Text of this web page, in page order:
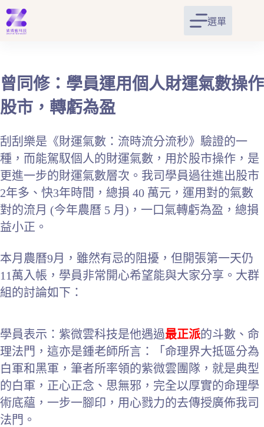
跳
至
主
容
選單
曾同修：學員運用個人財運氣數操作
股市，轉虧為盈
刮刮樂是《財運氣數：流時流分流秒》驗證的一
種，而能駕馭個人的財運氣數，用於股市操作，是
更進一步的財運氣數層次。我司學員過往進出股市
2年多、快3年時間，總損 40 萬元，運用對的氣數
對的流月 (今年農曆 5 月)，一口氣轉虧為盈，總損
益小正。
本月農曆9月，雖然有忌的阻擾，但開張第一天仍
11萬入帳，學員非常開心希望能與大家分享。大群
組的討論如下：
學員表示：紫微雲科技是他遇過最正派的斗數、命
理法門，這亦是鍾老師所言：「命理界大抵區分為
白軍和黑軍，筆者所率領的紫微雲團隊，就是典型
的白軍，正心正念、思無邪，完全以厚實的命理學
術底蘊，一步一腳印，用心戮力的去傳授廣佈我司
法門。